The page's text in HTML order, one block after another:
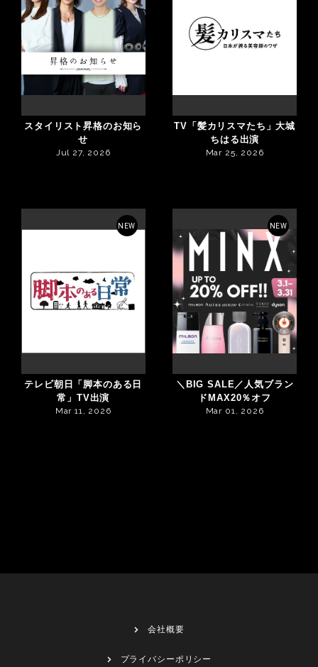
スタイリスト昇格のお知ら
せ
Jul 27, 2026
TV「髪カリスマたち」大城
ちはる出演
Mar 25, 2026
NEW
テレビ朝日「脚本のある日
常」TV出演
Mar 11, 2026
NEW
＼BIG SALE／人気ブラン
ドMAX20％オフ
Mar 01, 2026
会社概要
プライバシーポリシー